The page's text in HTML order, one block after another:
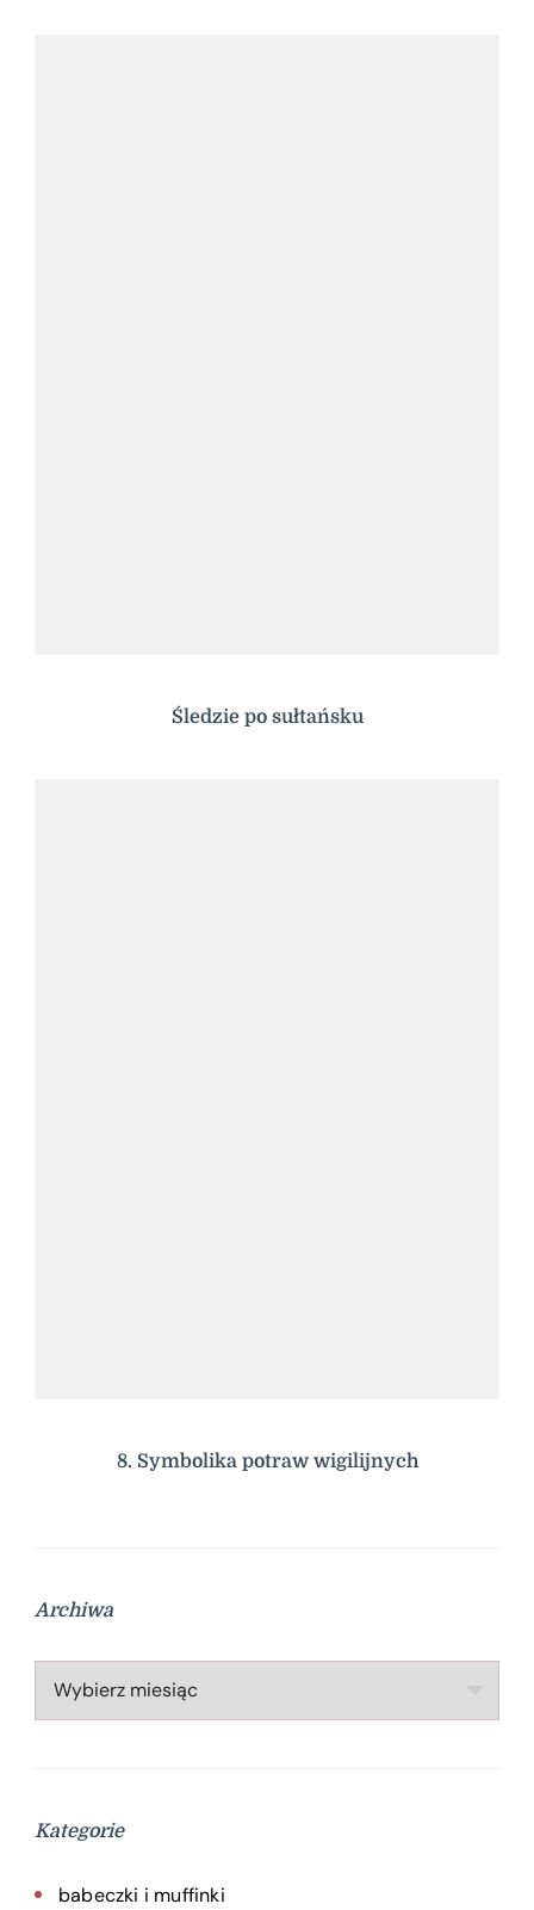
Śledzie po sułtańsku
8. Symbolika potraw wigilijnych
Archiwa
Archiwa
Kategorie
babeczki i muffinki